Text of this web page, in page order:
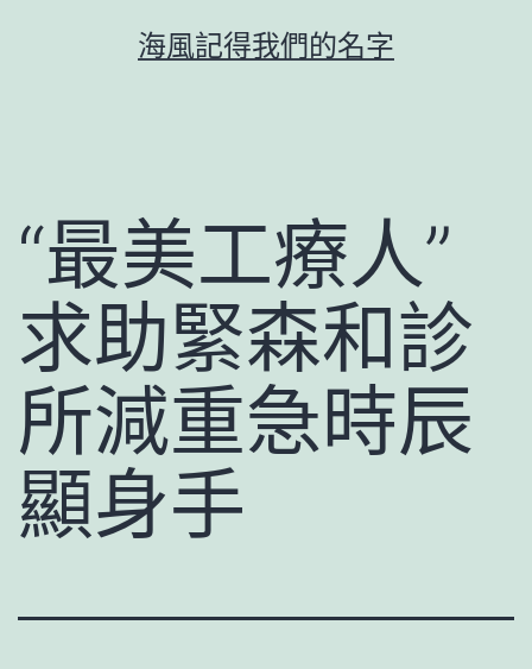
海風記得我們的名字
“最美工療人”
求助緊森和診
所減重急時辰
顯身手